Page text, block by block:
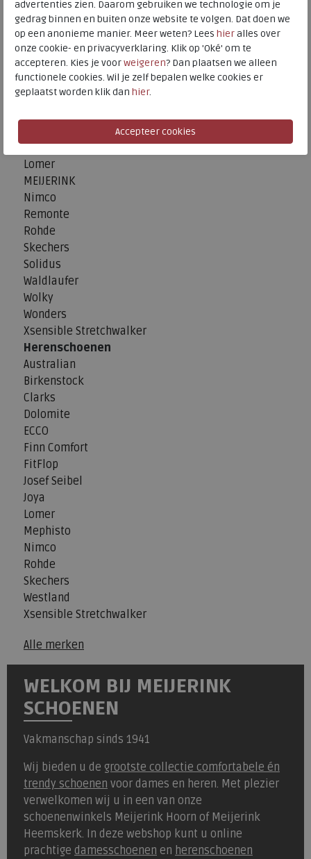
Durea
ECCO
Extra4
Finn Comfort
FitFlop
Gabor
Joya
Lomer
MEIJERINK
Nimco
Remonte
Rohde
Skechers
Solidus
Waldlaufer
Wolky
Wonders
Xsensible Stretchwalker
Herenschoenen
Australian
Birkenstock
Clarks
Dolomite
ECCO
Finn Comfort
FitFlop
Josef Seibel
Joya
Lomer
Mephisto
Nimco
Rohde
Skechers
Westland
Xsensible Stretchwalker
Alle merken
WELKOM BIJ MEIJERINK
SCHOENEN
Vakmanschap sinds 1941
Wij bieden u de grootste collectie comfortabele én
trendy schoenen voor dames en heren. Met plezier
verwelkomen wij u in een van onze
schoenenwinkels Meijerink Hoorn of Meijerink
Heemskerk. In deze webshop kunt u online
prachtige damesschoenen en herenschoenen
advertenties zien. Daarom gebruiken we technologie om je
gedrag binnen en buiten onze website te volgen. Dat doen we
op een anonieme manier. Meer weten? Lees hieralles over
onze cookie- en privacyverklaring. Klik op 'Oké' om te
accepteren. Kies je voorweigeren? Dan plaatsen we alleen
functionele cookies. Wil je zelf bepalen welke cookies er
geplaatst worden klik dan hier.